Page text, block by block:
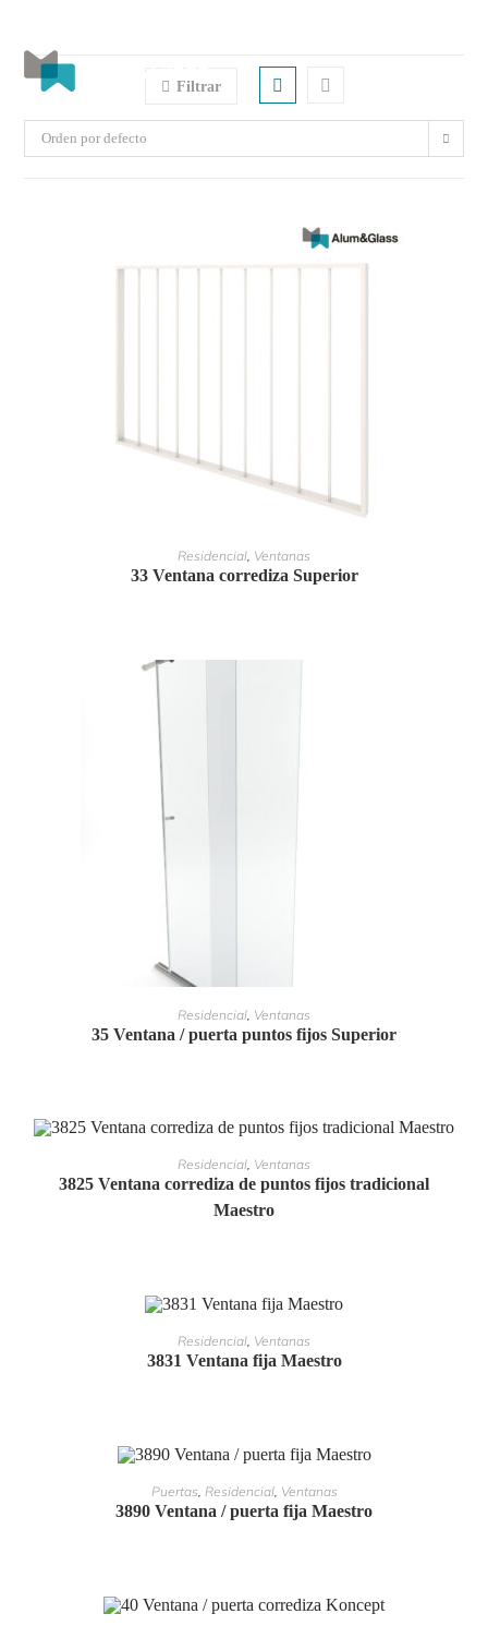
Filtrar
Orden por defecto
LEER MÁS
Residencial, Ventanas
33 Ventana corrediza Superior
LEER MÁS
Residencial Ventanas
35 Ventana / puerta puntos fijos Superior
LEER MÁS
Residencial, Ventanas
3825 Ventana corrediza de puntos fijos tradicional
Maestro
LEER MÁS
Residencial, Ventanas
3831 Ventana fija Maestro
LEER MÁS
Puertas Residencial, Ventanas
3890 Ventana / puerta fija Maestro